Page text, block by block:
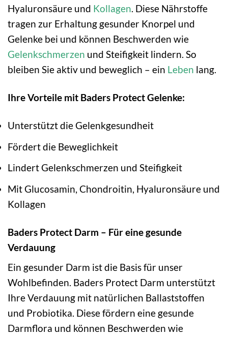
Hyaluronsäure und Kollagen. Diese Nährstoffe
tragen zur Erhaltung gesunder Knorpel und
Gelenke bei und können Beschwerden wie
Gelenkschmerzen und Steifigkeit lindern. So
bleiben Sie aktiv und beweglich – ein Leben lang.
Ihre Vorteile mit Baders Protect Gelenke:
Unterstützt die Gelenkgesundheit
Fördert die Beweglichkeit
Lindert Gelenkschmerzen und Steifigkeit
Mit Glucosamin, Chondroitin, Hyaluronsäure und
Kollagen
Baders Protect Darm – Für eine gesunde
Verdauung
Ein gesunder Darm ist die Basis für unser
Wohlbefinden. Baders Protect Darm unterstützt
Ihre Verdauung mit natürlichen Ballaststoffen
und Probiotika. Diese fördern eine gesunde
Darmflora und können Beschwerden wie